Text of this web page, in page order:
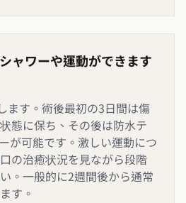
ャワーや運動ができます
ます。術後最初の3日間は傷
態に保ち、その後は防水テ
が可能です。激しい運動につ
の治癒状況を見ながら段階
。一般的に2週間後から通常
す。